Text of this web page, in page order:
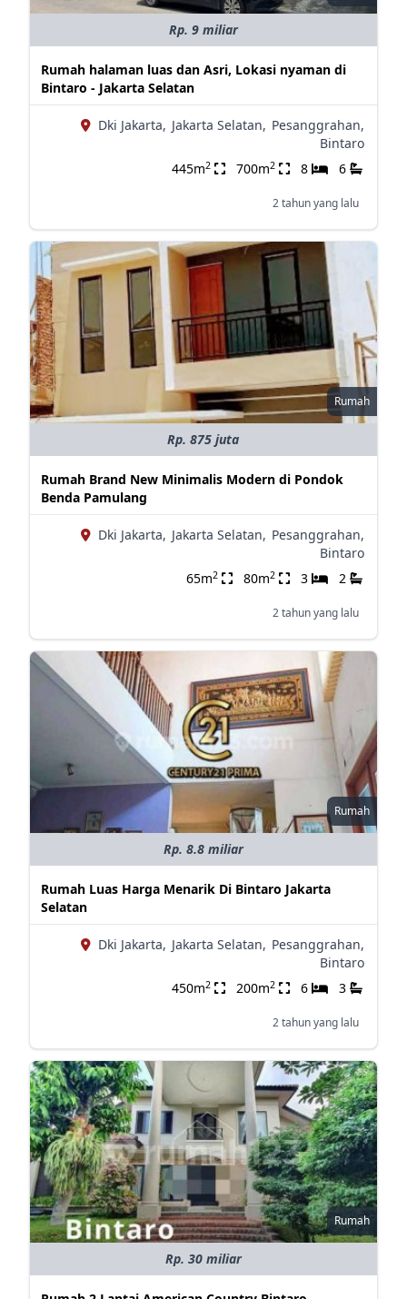
Rp. 9 miliar
Rumah halaman luas dan Asri, Lokasi nyaman di
Bintaro - Jakarta Selatan
Dki Jakarta, Jakarta Selatan, Pesanggrahan,
Bintaro
445m2 700m2 8 6
2 tahun yang lalu
Rumah
Rp. 875 juta
Rumah Brand New Minimalis Modern di Pondok
Benda Pamulang
Dki Jakarta, Jakarta Selatan, Pesanggrahan,
Bintaro
65m2 80m2 3 2
2 tahun yang lalu
Rumah
Rp. 8.8 miliar
Rumah Luas Harga Menarik Di Bintaro Jakarta
Selatan
Dki Jakarta, Jakarta Selatan, Pesanggrahan,
Bintaro
450m2 200m2 6 3
2 tahun yang lalu
Rumah
Rp. 30 miliar